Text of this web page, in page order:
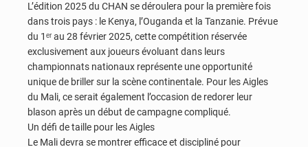
L’édition 2025 du CHAN se déroulera pour la première fois
dans trois pays : le Kenya, l’Ouganda et la Tanzanie. Prévue
du 1ᵉʳ au 28 février 2025, cette compétition réservée
exclusivement aux joueurs évoluant dans leurs
championnats nationaux représente une opportunité
unique de briller sur la scène continentale. Pour les Aigles
du Mali, ce serait également l’occasion de redorer leur
blason après un début de campagne compliqué.
Un défi de taille pour les Aigles
Le Mali devra se montrer efficace et discipliné pour